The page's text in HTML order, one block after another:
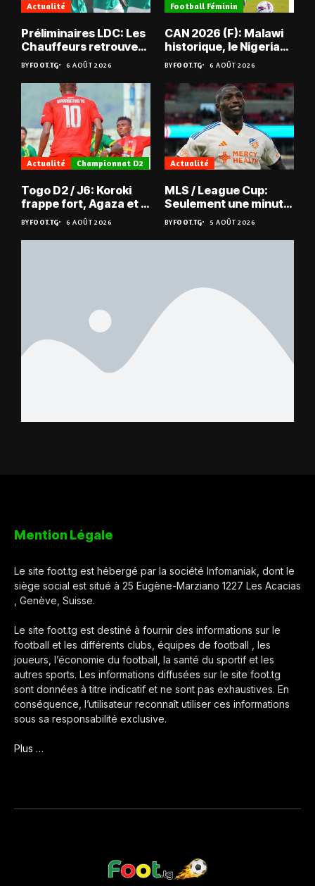
Actualité
Préliminaires LDC: Les
Chauffeurs retrouvent
les Mimos
BYFOOT.TG 6 AOÛT 2026
Football Féminin
CAN 2026 (F): Malawi
historique, le Nigeria
sauvé, la Zambie
éliminée
BYFOOT.TG 6 AOÛT 2026
Actualité Championnat D2
Togo D2 / J6: Koroki
frappe fort, Agaza et la
JCA assurent,
suspense avant Sara
FC – Doumbé FC
BYFOOT.TG 6 AOÛT 2026
Actualité
MLS / League Cup:
Seulement une minute
de jeu pour Kévin
Denkey
BYFOOT.TG 5 AOÛT 2026
Mention Légale
Le site foot.tg est hébergé par la société Infomaniak, dont le
siège social est situé à 25 Eugène-Marziano 1227 Les Acacias
, Genève, Suisse.
Le site foot.tg est destiné à fournir des informations sur le
football et les différents clubs, équipes de football , les
joueurs, l’économie du football, la santé du sportif et les
autres sports. Les informations diffusées sur le site foot.tg
sont données à titre indicatif et ne sont pas exhaustives. En
conséquence, l’utilisateur reconnaît utiliser ces informations
sous sa responsabilité exclusive.
Plus …